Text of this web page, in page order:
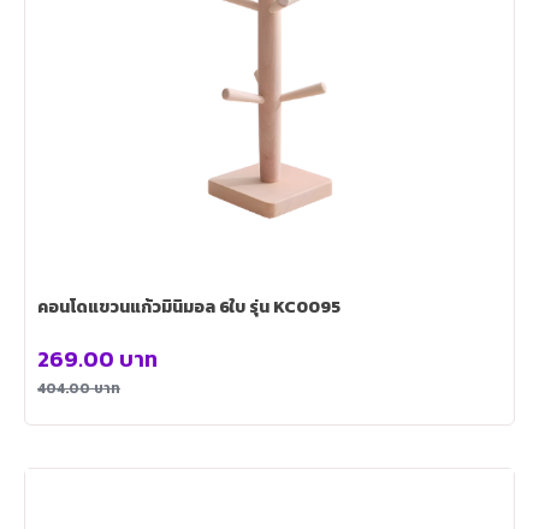
คอนโดแขวนแก้วมินิมอล 6ใบ รุ่น KC0095
404.00บาท
269.00 บาท